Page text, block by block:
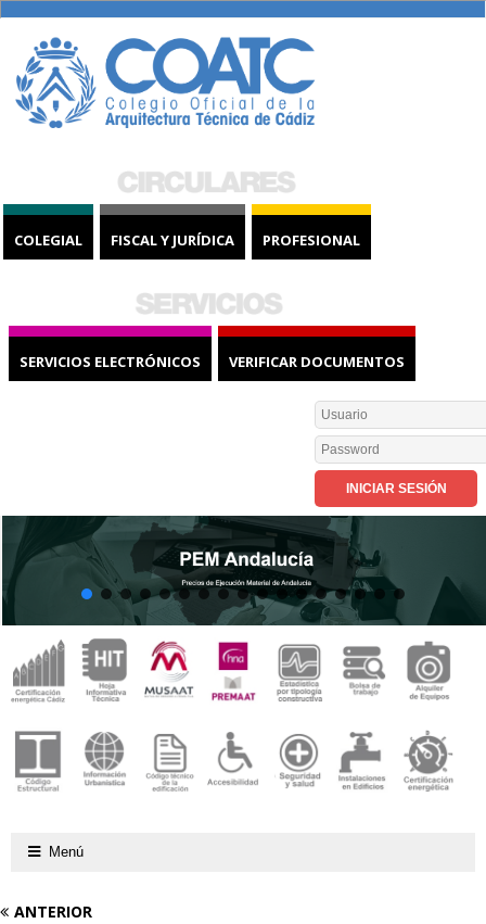
COLEGIAL FISCAL Y JURÍDICA PROFESIONAL
SERVICIOS ELECTRÓNICOS VERIFICAR DOCUMENTOS
Menú
ANTERIOR